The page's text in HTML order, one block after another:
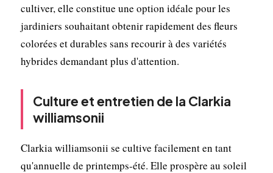
cultiver, elle constitue une option idéale pour les
jardiniers souhaitant obtenir rapidement des fleurs
colorées et durables sans recourir à des variétés
hybrides demandant plus d'attention.
Culture et entretien de la Clarkia
williamsonii
Clarkia williamsonii se cultive facilement en tant
qu'annuelle de printemps-été. Elle prospère au soleil